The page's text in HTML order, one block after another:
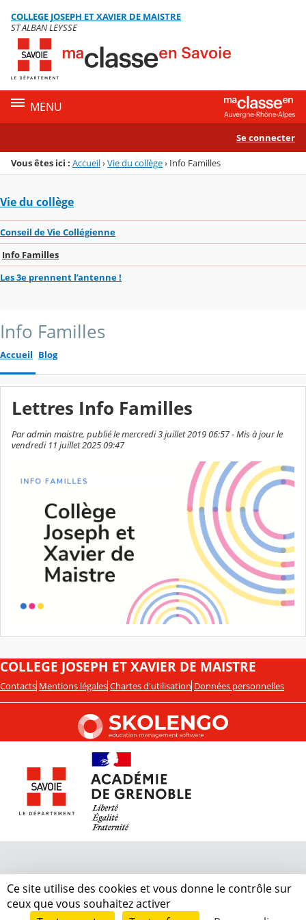
Menu de la rubrique
Contenu
COLLEGE JOSEPH ET XAVIER DE MAISTRE
ST ALBAN LEYSSE
MENU
Se connecter
Vous êtes ici : Accueil›Vie du collège› Info Familles
Vie du collège
Conseil de Vie Collégienne
Info Familles
Les 3e prennent l’antenne !
Info Familles
Accueil Blog
Lettres Info Familles
Par admin maistre, publié le mercredi 3 juillet 2019 06:57 - Mis à jour le
vendredi 11 juillet 2025 09:47
COLLEGE JOSEPH ET XAVIER DE MAISTRE
Contacts Mentions légales Chartes d'utilisation Données personnelles
Ce site utilise des cookies et vous donne le contrôle sur
ceux que vous souhaitez activer